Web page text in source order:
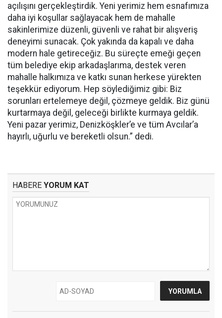
açılışını gerçekleştirdik. Yeni yerimiz hem esnafımıza
daha iyi koşullar sağlayacak hem de mahalle
sakinlerimize düzenli, güvenli ve rahat bir alışveriş
deneyimi sunacak. Çok yakında da kapalı ve daha
modern hale getireceğiz. Bu süreçte emeği geçen
tüm belediye ekip arkadaşlarıma, destek veren
mahalle halkımıza ve katkı sunan herkese yürekten
teşekkür ediyorum. Hep söylediğimiz gibi: Biz
sorunları ertelemeye değil, çözmeye geldik. Biz günü
kurtarmaya değil, geleceği birlikte kurmaya geldik.
Yeni pazar yerimiz, Denizköşkler’e ve tüm Avcılar’a
hayırlı, uğurlu ve bereketli olsun.” dedi.
HABERE YORUM KAT